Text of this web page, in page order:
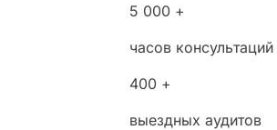
5 000 +
часов консультаций
400 +
выездных аудитов